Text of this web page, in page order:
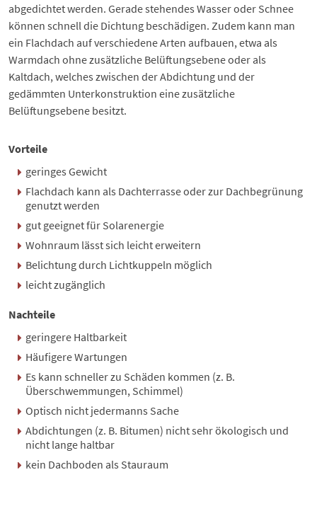
abgedichtet werden. Gerade stehendes Wasser oder Schnee
können schnell die Dichtung beschädigen. Zudem kann man
ein Flachdach auf verschiedene Arten aufbauen, etwa als
Warmdach ohne zusätzliche Belüftungsebene oder als
Kaltdach, welches zwischen der Abdichtung und der
gedämmten Unterkonstruktion eine zusätzliche
Belüftungsebene besitzt.
Vorteile
geringes Gewicht
Flachdach kann als Dachterrasseoder zur Dachbegrünung
genutzt werden
gut geeignet für Solarenergie
Wohnraum lässt sich leicht erweitern
Belichtung durch Lichtkuppeln möglich
leicht zugänglich
Nachteile
geringere Haltbarkeit
Häufigere Wartungen
Es kann schneller zu Schäden kommen (z. B.
Überschwemmungen, Schimmel)
Optisch nicht jedermanns Sache
Abdichtungen (z. B. Bitumen) nicht sehr ökologisch und
nicht lange haltbar
kein Dachboden als Stauraum